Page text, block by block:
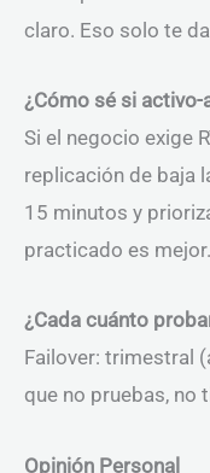
claro. Eso solo te
¿Cómo sé si
Si el negocio exige
replicación de baja
15 minutos y
practicado es mejor.
¿Cada cuánto
Failover: trimestral
que no pruebas, no
Opinión Personal